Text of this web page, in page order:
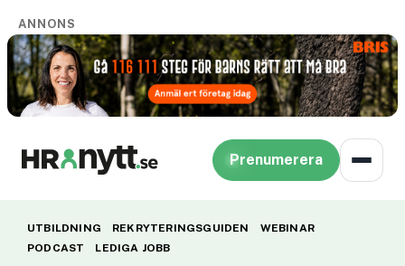
ANNONS
Prenumerera
UTBILDNING REKRYTERINGSGUIDEN
WEBINAR
PODCAST
LEDIGA JOBB